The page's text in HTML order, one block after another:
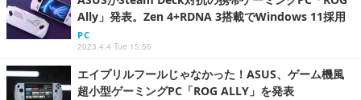
Ally」発表。Zen 4+RDNA 3搭載でWindows 11採用
PC
2023.4.4 Tue 15:56
エイプリルフールじゃなかった！ASUS、ゲーム機風
超小型ゲーミングPC「ROG ALLY」を発表